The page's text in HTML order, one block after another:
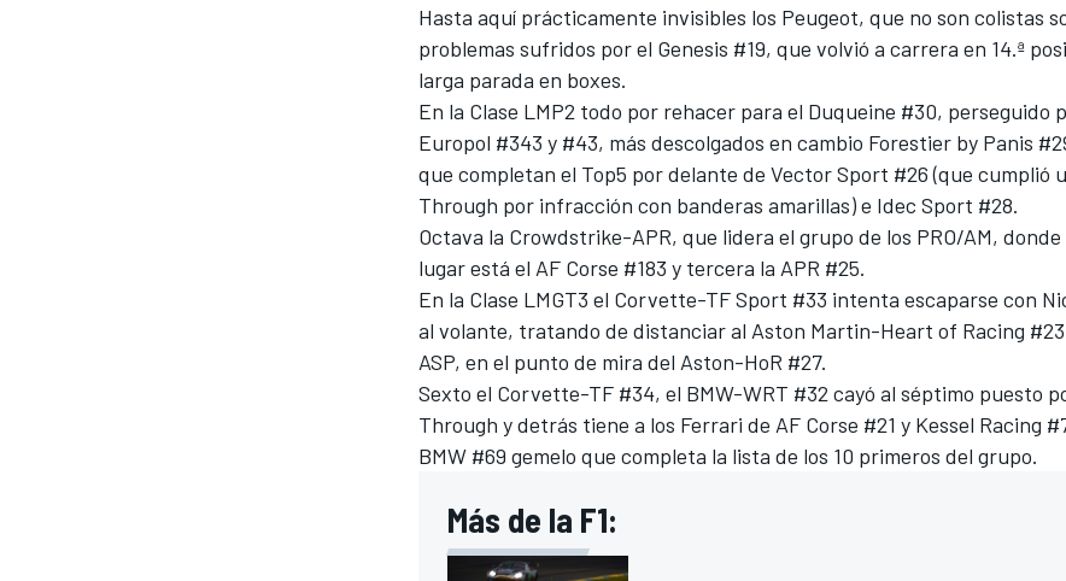
Hasta aquí prácticamente invisibles los Peugeot, que no son colistas
problemas sufridos por el Genesis #19, que volvió a carrera en 14.ª
larga parada en boxes.
En la Clase LMP2 todo por rehacer para el Duqueine #30, perseguido
Europol #343 y #43, más descolgados en cambio Forestier by Panis
que completan el Top5 por delante de Vector Sport #26 (que cumplió
Through por infracción con banderas amarillas) e Idec Sport #28.
Octava la Crowdstrike-APR, que lidera el grupo de los PRO/AM,
lugar está el AF Corse #183 y tercera la APR #25.
En la Clase LMGT3 el Corvette-TF Sport #33 intenta escaparse con
al volante, tratando de distanciar al Aston Martin-Heart of Racing
ASP, en el punto de mira del Aston-HoR #27.
Sexto el Corvette-TF #34, el BMW-WRT #32 cayó al séptimo puesto
Through y detrás tiene a los Ferrari de AF Corse #21 y Kessel Racing
BMW #69 gemelo que completa la lista de los 10 primeros del grupo.
Más de la F1: